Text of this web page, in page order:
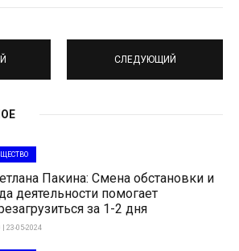
СЛЕДУЮЩИЙ
Пакина: Смена обстановки и
деятельности помогает
за 1-2 дня
| 23-05-2024